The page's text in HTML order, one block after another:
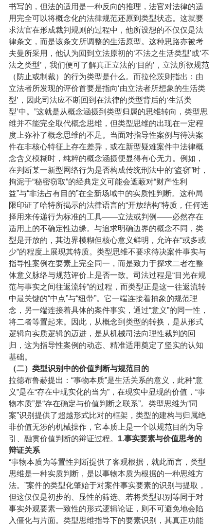
书写的，但法的适用是一种反向的推理，法官对法律的适
用完全可以将概念化的法律规范还原到类型状态。这就要
求法官在形成裁判规则的过程中，他所设想的不仅仅是法
律条文，而是该条文所调整的生活原型。这种思路亦被考
夫曼所采用，他认为回到立法原初的‘不法之生活类型’或‘不
法之类型’，我们便可了解真正立法的‘目的’，立法所欲规范
（防止或制裁）的行为类型是什么。而拉伦茨则指出：由
立法者所发现的评价首要是指向‘由立法者所想象的生活类
型’，因此司法应不断回到在法律的类型背后的‘生活类
型’中。”这就是从概念涵摄到类型归属的思维转向，类型思
维并不能完全取代概念思维，但类型思维的出现在一定程
度上弥补了概念思维的不足。当面对指导性案例与待决案
件在非核心特征上存在差异，或在新型疑难案件中法律概
念含义模糊时，纯粹的概念涵摄便显得有心无力。例如，
在判断某一新型网络行为是否构成传统刑法中的“盗窃”时，
拘泥于“秘密窃取”的经典定义可能会遮蔽对“财产性利
益”与“非法占有目的”在全新场域中的实质性判断。 这种局
限印证了哈特所揭示的法律语言的“开放结构”特质，任何选
择用来传递行为标准的工具——立法或判例——必然存在
适用上的不确定性边缘。与追求明确边界的概念不同，类
型是开放的，其边界模糊但核心意义鲜明，允许在“或多或
少”的程度上展现其特质。类型思维不要求待决案件事实与
指导性案例在要素上完全同一，而是致力于探求二者在整
体意义脉络与规范评价上是否一致。司法过程是“目光在规
范与事实之间往返流转”的过程，而类型正是这一往返流转
中最关键的“中点”与“纽带”。它一端连接着抽象的规范理
念，另一端连接着具体的案件事实，通过“意义”的同一性，
将二者等置起来。因此，从概念到类型的转换，是从形式
逻辑向实质逻辑的迈进，是从机械司法向理性裁判的回
归，这为指导性案例的动态、精准适用奠定了坚实的认知
基础。
（二） 类型识别中的价值判断与规范目的
拉德布鲁赫提出：“事物本质”是生活关系的意义，此种“意
义”是在“存在中现实化的当为”，在现实中显现的价值，“事
物本质”是“存在确定与价值判断之联系”。类型思维为“同
案”识别提供了超越形式比对的框架，类型的建构与归属绝
非价值无涉的机械操作，它本质上是一个以规范目的为导
引、融贯价值判断的辩证过程。 1.事实要素与价值思考的
辩证关系
“事物本质为等置性判断提供了客观根据，就此而言，类型
思维是一种实质判断，是以事物本质为根据的一种思维方
法。”案件的类型化肇始于对案件事实要素的识别与提取，
但这仅仅是初步的、显性的筛选。若将类型识别等同于对
事实外观要素一致性的形式逻辑论证，则不可避免地会陷
入僵化与片面。类型思维指导下的要素识别，其真正功能